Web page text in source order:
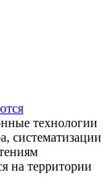
технологии
систематизации
на территории